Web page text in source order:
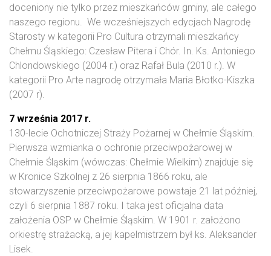
doceniony nie tylko przez mieszkańców gminy, ale całego
naszego regionu. We wcześniejszych edycjach Nagrodę
Starosty w kategorii Pro Cultura otrzymali mieszkańcy
Chełmu Śląskiego: Czesław Pitera i Chór. In. Ks. Antoniego
Chlondowskiego (2004 r.) oraz Rafał Bula (2010 r.). W
kategorii Pro Arte nagrodę otrzymała Maria Błotko-Kiszka
(2007 r).
7 września 2017 r.
130-lecie Ochotniczej Straży Pożarnej w Chełmie Śląskim.
Pierwsza wzmianka o ochronie przeciwpożarowej w
Chełmie Śląskim (wówczas: Chełmie Wielkim) znajduje się
w Kronice Szkolnej z 26 sierpnia 1866 roku, ale
stowarzyszenie przeciwpożarowe powstaje 21 lat później,
czyli 6 sierpnia 1887 roku. I taka jest oficjalna data
założenia OSP w Chełmie Śląskim. W 1901 r. założono
orkiestrę strażacką, a jej kapelmistrzem był ks. Aleksander
Lisek.